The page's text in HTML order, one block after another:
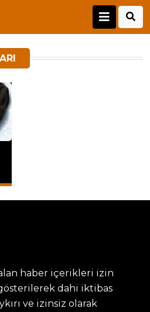
haber içerikleri izin
dahi iktibas
ve izinsiz olarak